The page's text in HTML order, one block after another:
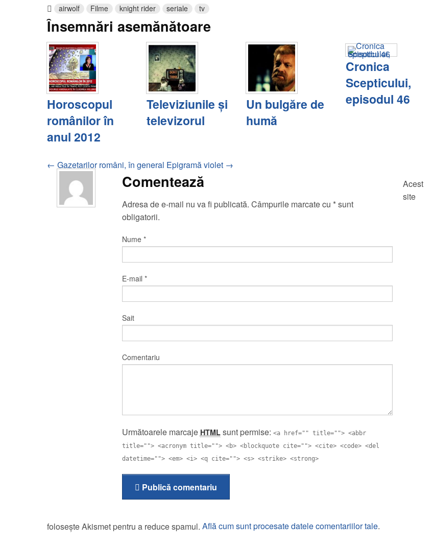
airwolf Filme knight rider seriale tv
Însemnări asemănătoare
Horoscopul
românilor în
anul 2012
Televiziunile şi
televizorul
Un bulgăre de
humă
Cronica
Scepticului,
episodul 46
Navigare
însemnare
← Gazetarilor români, în general Epigramă violet →
Comentează
Adresa de e-mail nu va fi publicată. Câmpurile marcate cu *sunt
obligatorii.
Nume *
E-mail *
Sait
Comentariu
Următoarele marcaje HTMLsunt permise: <a href="" title=""> <abbr
title=""> <acronym title=""> <b> <blockquote cite=""> <cite> <code> <del
datetime=""> <em> <i> <q cite=""> <s> <strike> <strong>
Publică comentariu
Acest
site
folosește Akismet pentru a reduce spamul. Află cum sunt procesate datele comentariilor tale.